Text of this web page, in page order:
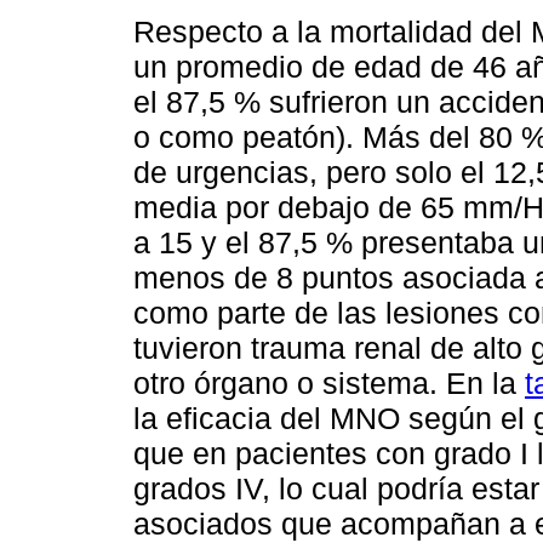
Respecto a la mortalidad del
un promedio de edad de 46
el 87,5 % sufrieron un
o como peatón). Más del 80
de urgencias, pero solo el
media por debajo de 65 mm/
a 15 y el 87,5 % presentaba
menos de 8 puntos asociada
como parte de las lesiones
tuvieron trauma renal de alto
otro órgano o sistema. En la
la eficacia del MNO según el
que en pacientes con grado
grados IV, lo cual podría
asociados que acompañan a